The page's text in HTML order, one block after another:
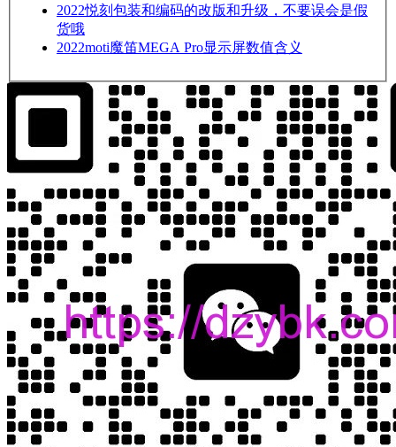
2022悦刻包装和编码的改版和升级，不要误会是假
货哦
2022moti魔笛MEGA Pro显示屏数值含义